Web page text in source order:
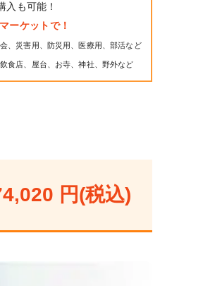
入も可能！
ーケットで！
、災害用、防災用、医療用、部活など
食店、屋台、お寺、神社、野外など
円(税込)